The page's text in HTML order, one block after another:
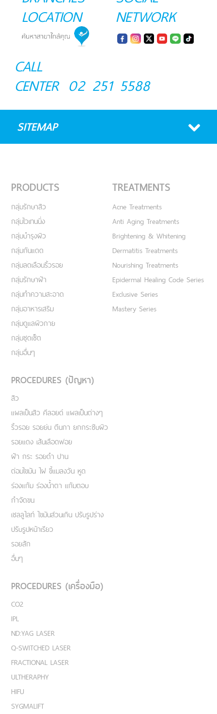
LOCATION
NETWORK
CALL
CENTER 02 251 5588
SITEMAP
PRODUCTS
กลุ่มรักษาสิว
กลุ่มไวเทนนิ่ง
กลุ่มบำรุงผิว
กลุ่มกันแดด
กลุ่มลดเลือนริ้วรอย
กลุ่มรักษาฝ้า
กลุ่มทำความสะอาด
กลุ่มอาหารเสริม
กลุ่มดูแลผิวกาย
กลุ่มชุดเซ็ต
กลุ่มอื่นๆ
TREATMENTS
Acne Treatments
Anti Aging Treatments
Brightening & Whitening
Dermatitis Treatments
Nourishing Treatments
Epidermal Healing Code Series
Exclusive Series
Mastery Series
PROCEDURES (ปัญหา)
สิว
แผลเป็นสิว คีลอยด์ แผลเป็นต่างๆ
ริ้วรอย รอยย่น ตีนกา ยกกระชับผิว
รอยแดง เส้นเลือดฟอย
ฝ้า กระ รอยดำ ปาน
ต่อมไขมัน ไฝ ขี้แมลงวัน หูด
ร่องแก้ม ร่องน้ำตา แก้มตอบ
กำจัดขน
เชลลูไลท์ ไขมันส่วนเกิน ปรับรูปร่าง
ปรับรูปหน้าเรียว
รอยสัก
อื่นๆ
PROCEDURES (เครื่องมือ)
CO2
IPL
ND:YAG LASER
Q-SWITCHED LASER
FRACTIONAL LASER
ULTHERAPHY
HIFU
SYGMALIFT